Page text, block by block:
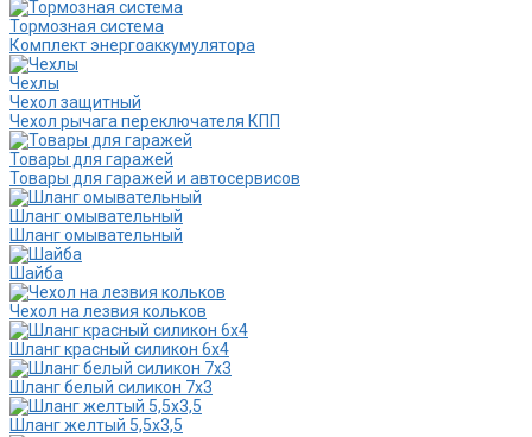
Тормозная система
Комплект энергоаккумулятора
Чехлы
Чехол защитный
Чехол рычага переключателя КПП
Товары для гаражей
Товары для гаражей и автосервисов
Шланг омывательный
Шланг омывательный
Шайба
Чехол на лезвия кольков
Шланг красный силикон 6х4
Шланг белый силикон 7х3
Шланг желтый 5,5х3,5